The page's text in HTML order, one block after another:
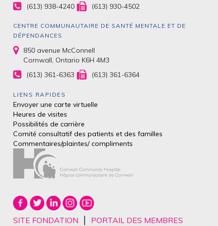
(613) 938-4240
(613) 930-4502
CENTRE COMMUNAUTAIRE DE SANTÉ MENTALE ET DE
DÉPENDANCES
850 avenue McConnell
Cornwall, Ontario K6H 4M3
(613) 361-6363
(613) 361-6364
LIENS RAPIDES
Envoyer une carte virtuelle
Heures de visites
Possibilités de carrière
Comité consultatif des patients et des familles
Commentaires/plaintes/compliments
SITE FONDATION | PORTAIL DES MEMBRES